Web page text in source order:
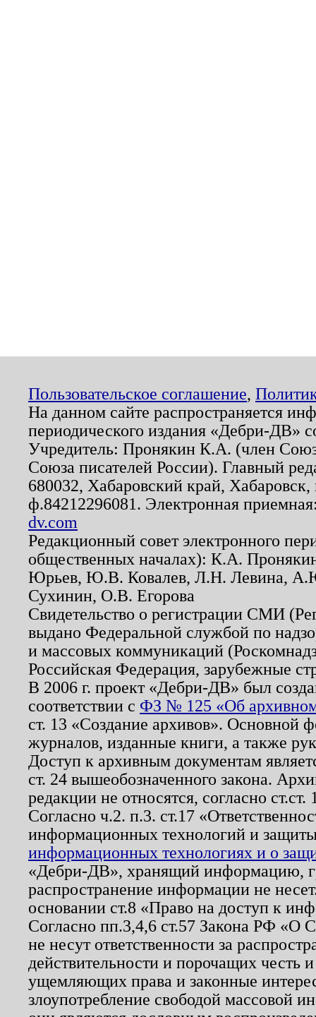
Пользовательское соглашение,
На данном сайте распространяется
периодического издания «Дебри-ДВ»
Учредитель: Пронякин К.А. (член
Союза писателей России). Главный
680032, Хабаровский край,
ф.84212296081. Электронная
dv.com
Редакционный совет электронного
общественных началах): К.А.
Юрьев, Ю.В. Ковалев, Л.Н. Левина,
Сухинин, О.В. Егорова
Свидетельство о регистрации СМИ
выдано Федеральной службой по
и массовых коммуникаций
Российская Федерация, зарубежные
В 2006 г. проект «Дебри-ДВ» был
соответствии с ФЗ № 125 «Об
ст. 13 «Создание архивов». Основной
журналов, изданные книги, а также
Доступ к архивным документам
ст. 24 вышеобозначенного закона.
редакции не относятся, согласно
Согласно ч.2. п.3. ст.17
информационных технологий и
информационных технологиях и о
«Дебри-ДВ», хранящий информацию,
распространение информации не
основании ст.8 «Право на доступ к
Согласно пп.3,4,6 ст.57 Закона РФ «О
не несут ответственности за
действительности и порочащих честь
ущемляющих права и законные
злоупотребление свободой массовой